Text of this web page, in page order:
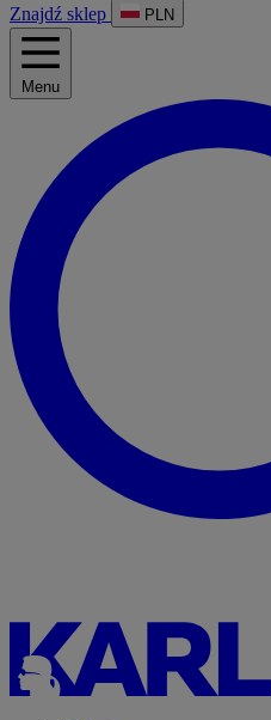
Znajdź sklep PLN
Menu